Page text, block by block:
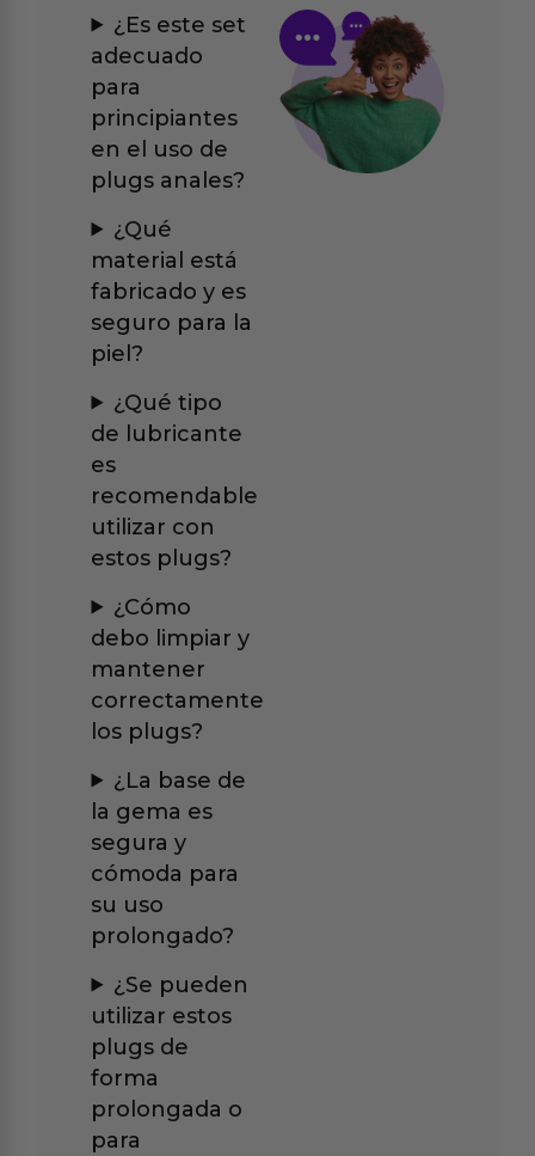
¿Es este set
adecuado
para
principiantes
en el uso de
plugs anales?
¿Qué
material está
fabricado y es
seguro para la
piel?
¿Qué tipo
de lubricante
es
recomendable
utilizar con
estos plugs?
¿Cómo
debo limpiar y
mantener
correctamente
los plugs?
¿La base de
la gema es
segura y
cómoda para
su uso
prolongado?
¿Se pueden
utilizar estos
plugs de
forma
prolongada o
para